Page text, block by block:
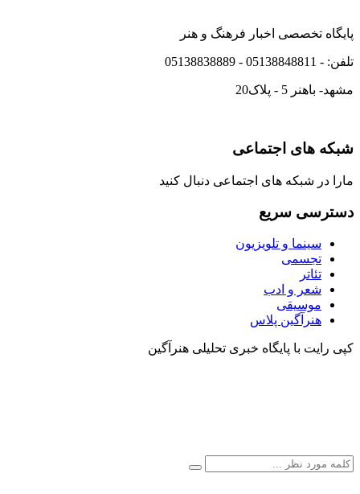
پایگاه تخصصی اخبار فرهنگ و هنر
تلفن: - 05138848811 - 05138838889
مشهد- باهنر 5 - پلاک20
شبکه های اجتماعی
مارا در شبکه های اجتماعی دنبال کنید
دسترسی سریع
سینما و تلویزیون
تجسمی
تئاتر
شعر و ادب
موسیقی
هنرآگین پلاس
کپی رایت با پایگاه خبری تحلیلی هنرآگین